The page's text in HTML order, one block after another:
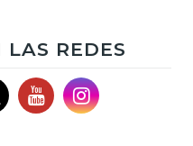
LAS REDES
YouTubeInstagram